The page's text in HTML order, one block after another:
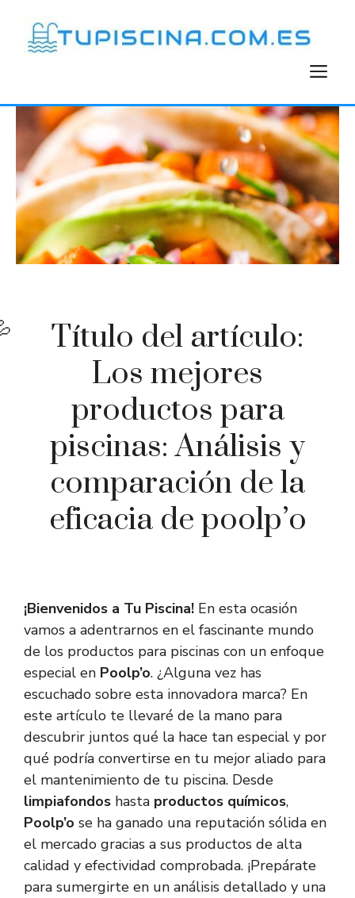
contenido
Título del artículo:
Los mejores
productos para
piscinas: Análisis y
comparación de la
eficacia de poolp’o
¡Bienvenidos a Tu Piscina! En esta ocasión
vamos a adentrarnos en el fascinante mundo
de los productos para piscinas con un enfoque
especial en Poolp’o. ¿Alguna vez has
escuchado sobre esta innovadora marca? En
este artículo te llevaré de la mano para
descubrir juntos qué la hace tan especial y por
qué podría convertirse en tu mejor aliado para
el mantenimiento de tu piscina. Desde
limpiafondos hasta productos químicos,
Poolp’o se ha ganado una reputación sólida en
el mercado gracias a sus productos de alta
calidad y efectividad comprobada. ¡Prepárate
para sumergirte en un análisis detallado y una